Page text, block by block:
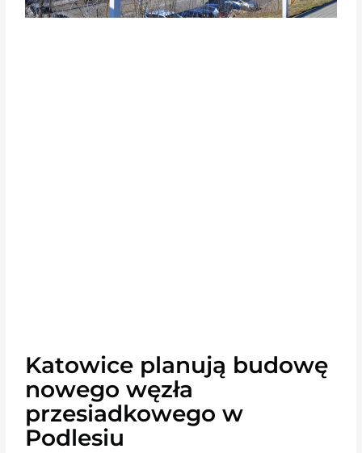
Katowice planują budowę
nowego węzła
przesiadkowego w
Podlesiu